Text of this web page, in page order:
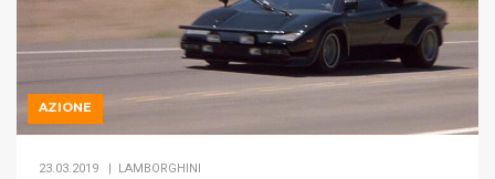
AZIONE
23.03.2019 | LAMBORGHINI